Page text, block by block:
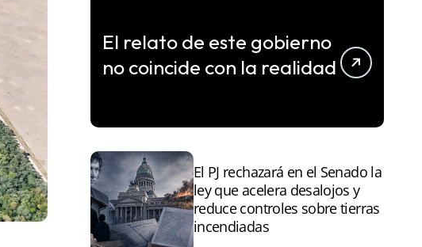
El relato de este gobierno
no coincide con la realidad
El PJ rechazará en el Senado la
ley que acelera desalojos y
reduce controles sobre tierras
incendiadas